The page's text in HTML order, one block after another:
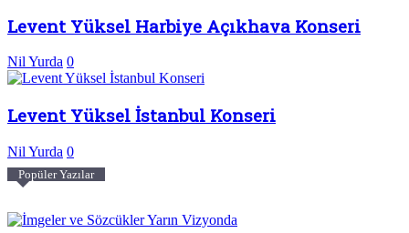
Levent Yüksel Harbiye Açıkhava Konseri
Nil Yurda 0
Levent Yüksel İstanbul Konseri
Nil Yurda 0
Popüler Yazılar